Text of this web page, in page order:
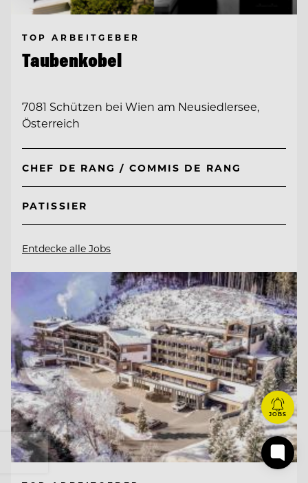
TOP ARBEITGEBER
Taubenkobel
7081 Schützen bei Wien am Neusiedlersee,
Österreich
CHEF DE RANG / COMMIS DE RANG
PATISSIER
Entdecke alle Jobs
JOBS